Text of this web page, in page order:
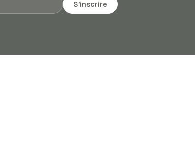
S’inscrire